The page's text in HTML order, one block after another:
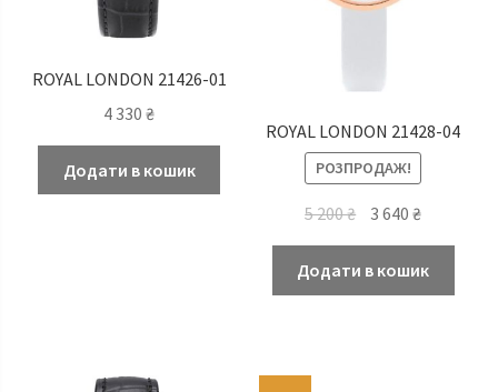
ROYAL LONDON 21426-01
4 330₴
Додати в кошик
ROYAL LONDON 21428-04
РОЗПРОДАЖ!
5 200₴
Оригінальна
ціна:
5
200 ₴.
3 640₴Поточна
ціна:
3
640 ₴.
Додати в кошик